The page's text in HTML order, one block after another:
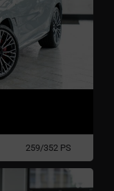
259/352 PS